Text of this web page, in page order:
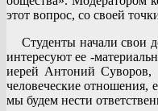
этот вопрос, со своей
Студенты начали свои
интересуют ее -
иерей Антоний Суворов,
человеческие отношения,
мы будем нести